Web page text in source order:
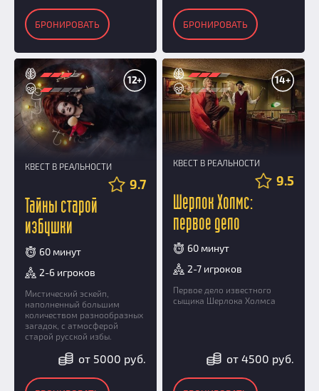
БРОНИРОВАТЬ БРОНИРОВАТЬ
12+
КВЕСТ В РЕАЛЬНОСТИ
9.7
Тайны старой
избушки
60 минут
2-6 игроков
Мистический эскейп,
наполненный большим
количеством разнообразных
загадок, с атмосферой
старой русской избы.
от 5000 руб.
14+
КВЕСТ В РЕАЛЬНОСТИ
9.5
Шерлок Холмс:
первое дело
60 минут
2-7 игроков
Первое дело известного
сыщика Шерлока Холмса
от 4500 руб.